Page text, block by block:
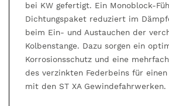
bei KW gefertigt. Ein Monoblock-
Dichtungspaket reduziert im
beim Ein- und Austauchen der
Kolbenstange. Dazu sorgen ein
Korrosionsschutz und eine
des verzinkten Federbeins für einen
mit den ST XA Gewindefahrwerken.